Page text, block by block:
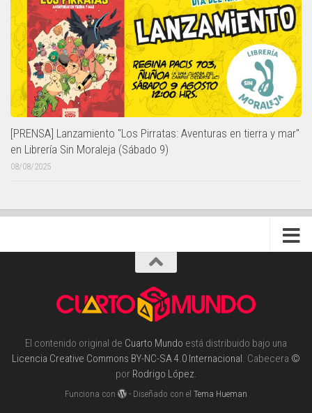
[PRENSA] Lanzamiento "Los Pirratas: Aventuras en tierra y mar"
en Librería Sin Moraleja (Sábado 9)
08/08/2025
El contenido original de Cuarto Mundo está distribuido bajo una
Licencia Creative Commons BY-NC-SA 4.0 Internacional. Cabecera ©
por Rodrigo López.
Funciona con - Diseñado con elTema Hueman